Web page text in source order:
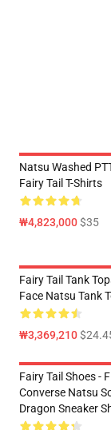
Natsu Washed
Fairy Tail T-Shirts
₩4,823,000$35
Fairy Tail Tank
Face Natsu Tank
₩3,369,210
Fairy Tail Shoes -
Converse Natsu
Dragon Sneaker